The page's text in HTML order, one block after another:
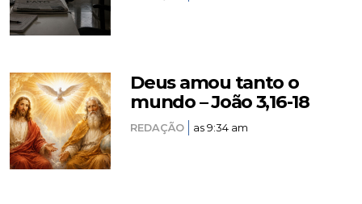
Deus amou tanto o
mundo – João 3,16-18
REDAÇÃO as 9:34 am